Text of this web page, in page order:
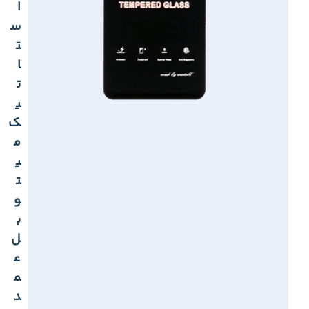
ا
س
ت
ا
ت
ی
ک
م
ی
ت
و
ب
ل
ع
م
د